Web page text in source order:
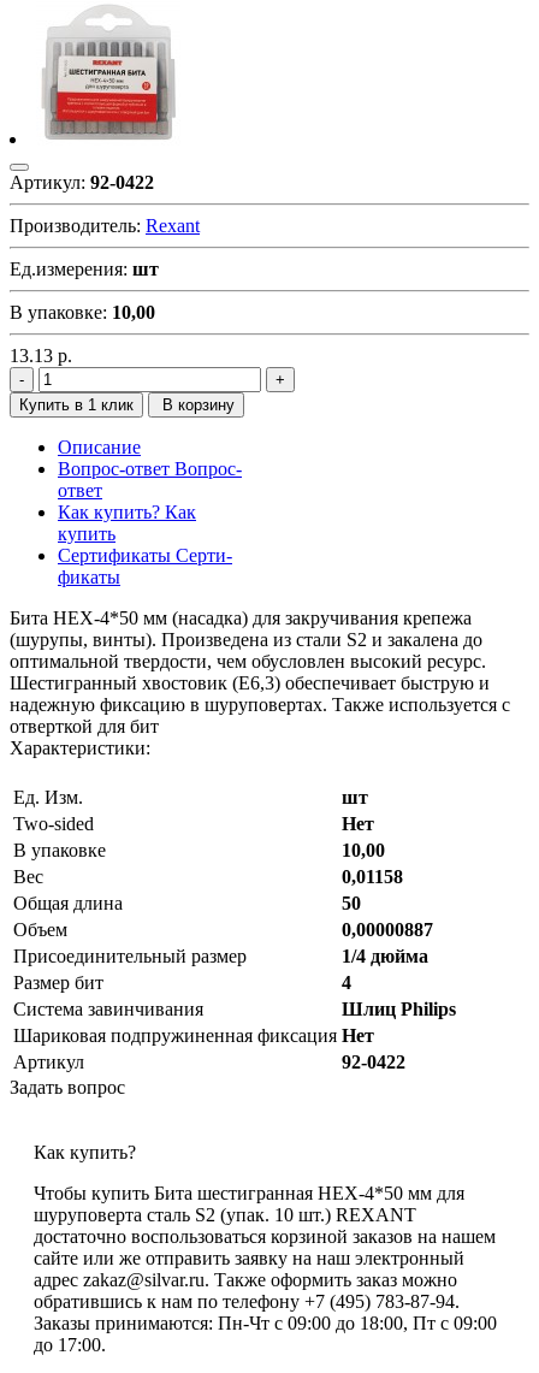
Артикул: 92-0422
Производитель: Rexant
Ед.измерения: шт
В упаковке: 10,00
13.13 р.
Купить в 1 клик В корзину
Описание
Вопрос-ответ Вопрос-
ответ
Как купить? Как
купить
Сертификаты Серти-
фикаты
Бита HEX-4*50 мм (насадка) для закручивания крепежа
(шурупы, винты). Произведена из стали S2 и закалена до
оптимальной твердости, чем обусловлен высокий ресурс.
Шестигранный хвостовик (Е6,3) обеспечивает быструю и
надежную фиксацию в шуруповертах. Также используется с
отверткой для бит
Характеристики:
Ед. Изм.
шт
Two-sided
Нет
В упаковке
10,00
Вес
0,01158
Общая длина
50
Объем
0,00000887
Присоединительный размер
1/4 дюйма
Размер бит
4
Система завинчивания
Шлиц Philips
Шариковая подпружиненная фиксация Нет
Артикул
92-0422
Задать вопрос
Как купить?
Чтобы купить Бита шестигранная HEX-4*50 мм для
шуруповерта сталь S2 (упак. 10 шт.) REXANT
достаточно воспользоваться корзиной заказов на нашем
сайте или же отправить заявку на наш электронный
адрес zakaz@silvar.ru. Также оформить заказ можно
обратившись к нам по телефону +7 (495) 783-87-94.
Заказы принимаются: Пн-Чт с 09:00 до 18:00, Пт с 09:00
до 17:00.